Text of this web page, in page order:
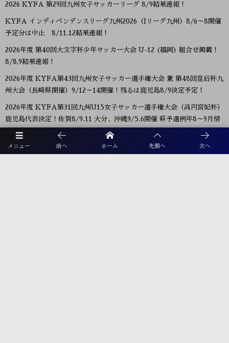
メニュー 前へ ホーム 先頭へ 次へ
2026 KYFA 第29回九州女子サッカーリーグ 8/9結果速報！
KYFA インディペンデンスリーグ九州2026（Iリーグ九州）8/6～8開催
予定分は中止 8/11.12結果速報！
2026年度 第40回大文字杯少年サッカー大会 U-12 (福岡) 組合せ掲載！
8/8,9結果速報！
2026年度 KYFA第43回九州女子サッカー選手権大会 兼 第48回皇后杯九
州大会（長崎県開催）9/12～14開催！残るは鹿児島8/9決定予定！
2026年度 KYFA第31回九州U15女子サッカー選手権大会（高円宮妃杯）
鹿児島代表決定！佐賀8/9.11 大分、沖縄9/5.6開催 県予選例年8～9月情
報募集！九州大会10/31～11/2 熊本県開催！
【九州版】都道府県トレセンメンバー2026 随時更新！情報お待ちしてい